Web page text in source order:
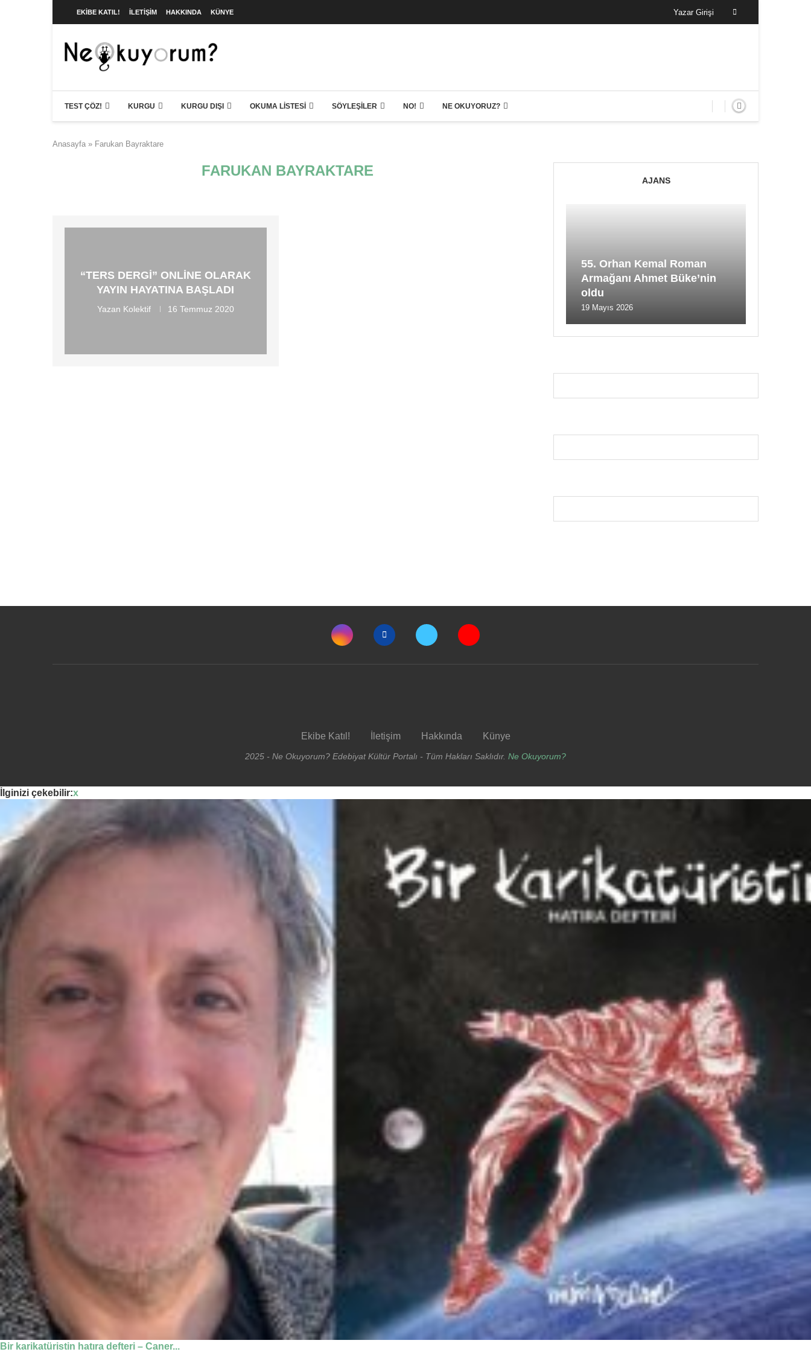
EKIBE KATIL! İLETIŞIM HAKKINDA KÜNYE Yazar Girişi
TEST ÇÖZ! KURGU KURGU DIŞI OKUMA LISTESI SÖYLEŞILER NO! NE OKUYORUZ?
Anasayfa » Farukan Bayraktare
FARUKAN BAYRAKTARE
“TERS DERGI” ONLINE OLARAK
YAYIN HAYATINA BAŞLADI
Yazan Kolektif 16 Temmuz 2020
AJANS
55. Orhan Kemal Roman
Armağanı Ahmet Büke’nin
oldu
19 Mayıs 2026
Ekibe Katıl! İletişim Hakkında Künye
2025 - Ne Okuyorum? Edebiyat Kültür Portalı - Tüm Hakları Saklıdır. Ne Okuyorum?
İlginizi çekebilir:x
Bir karikatüristin hatıra defteri – Caner...